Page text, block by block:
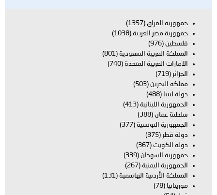
جمهورية العراق (1357)
جمهورية مصر العربية (1038)
فلسطين (976)
المملكة العربية السعودية (801)
الامارات العربية المتحدة (740)
الجزائر (719)
مملكة البحرين (503)
دولة ليبيا (488)
الجمهورية اللبنانية (413)
سلطنة عمان (388)
الجمهورية التونسية (377)
دولة قطر (375)
دولة الكويت (367)
جمهورية السودان (339)
الجمهورية اليمنية (267)
المملكة الأردنية الهاشمية (131)
موريتانيا (78)